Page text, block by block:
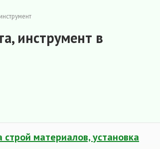
инструмент в
материалов, установка